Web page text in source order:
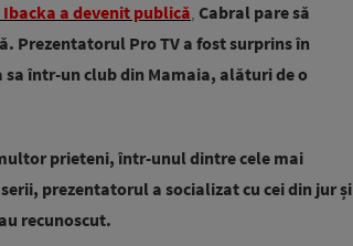
a devenit publică, Cabral pare să
Prezentatorul Pro TV a fost surprins în
într-un club din Mamaia, alături de o
prieteni, într-unul dintre cele mai
prezentatorul a socializat cu cei din jur și
recunoscut.